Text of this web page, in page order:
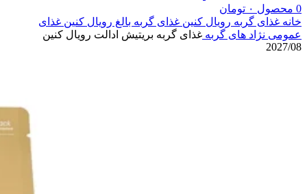
0 محصول ۰ تومان
خانه غذای گربه رویال کنین غذای گربه بالغ رویال کنین غذای
عمومی نژاد های گربه غذای گربه بریتیش ادالت رویال کنین
2027/08